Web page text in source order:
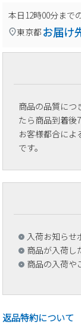
本日12時00分まで
東京都 お届け
商品の品質につ
たら商品到着後
お客様都合によ
です。
入荷お知らせ
商品が入荷し
商品の入荷や
返品特約について